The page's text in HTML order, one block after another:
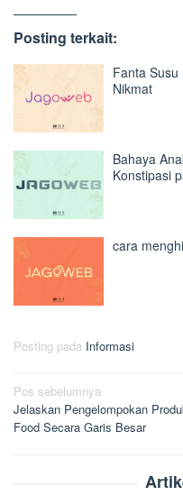
Posting terkait:
Fanta
Nikmat
Bahaya
Konstipasi
cara
Posting pada Informasi
Navigasi
pos
Pos sebelumnya
Jelaskan Pengelompokan
Food Secara Garis Besar